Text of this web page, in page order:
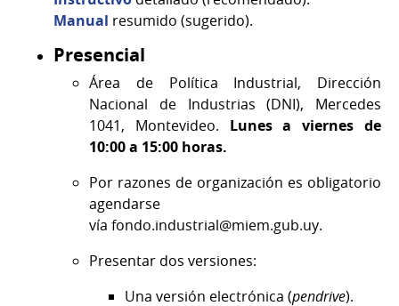
Manual resumido (sugerido).
Presencial
Área de Política Industrial, Dirección
Nacional de Industrias (DNI), Mercedes
1041, Montevideo. Lunes a viernes de
10:00 a 15:00 horas.
Por razones de organización es obligatorio
agendarse
vía fondo.industrial@miem.gub.uy.
Presentar dos versiones:
Una versión electrónica (pendrive).